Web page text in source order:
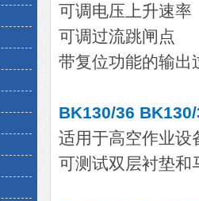
可调电压上升速率
可调过流跳闸点
带复位功能的输出
BK130/36
适用于高空作业设
可测试双层衬垫和